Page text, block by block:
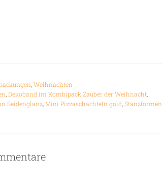
Weihnachten
Dekoband im Kombipack Zauber der Weihnacht
Seidenglanz Mini Pizzaschachteln gold Stanzformen